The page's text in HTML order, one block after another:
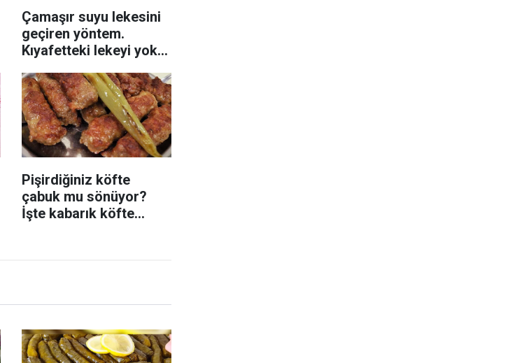
Çamaşır suyu lekesini
geçiren yöntem.
Kıyafetteki lekeyi yok
Pişirdiğiniz köfte
çabuk mu sönüyor?
İşte kabarık köfte